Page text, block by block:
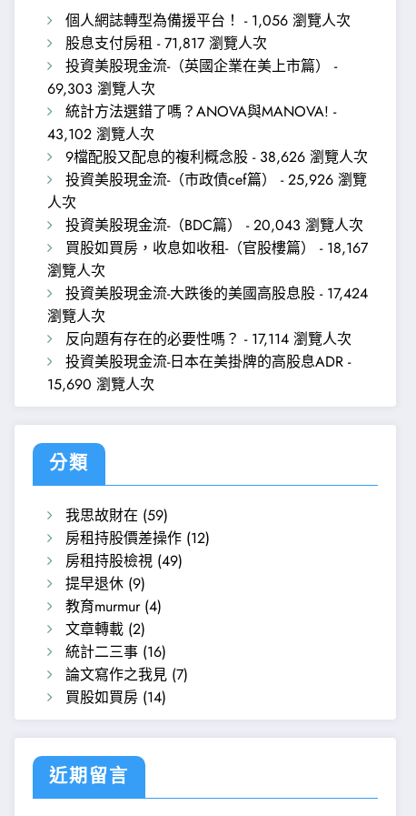
個人網誌轉型為備援平台！ - 1,056 瀏覽人次
股息支付房租 - 71,817 瀏覽人次
投資美股現金流-（英國企業在美上市篇）
-
69,303 瀏覽人次
統計方法選錯了嗎？ANOVA與MANOVA! -
43,102 瀏覽人次
9檔配股又配息的複利概念股 - 38,626 瀏覽人次
投資美股現金流-（市政債cef篇）
- 25,926 瀏覽
人次
投資美股現金流-（BDC篇）
- 20,043 瀏覽人次
買股如買房，收息如收租-（官股樓篇）
- 18,167
瀏覽人次
投資美股現金流-大跌後的美國高股息股 - 17,424
瀏覽人次
反向題有存在的必要性嗎？ - 17,114 瀏覽人次
投資美股現金流-日本在美掛牌的高股息ADR -
15,690 瀏覽人次
分類
我思故財在 (59)
房租持股價差操作 (12)
房租持股檢視 (49)
提早退休 (9)
教育murmur(4)
文章轉載 (2)
統計二三事 (16)
論文寫作之我見 (7)
買股如買房 (14)
近期留言